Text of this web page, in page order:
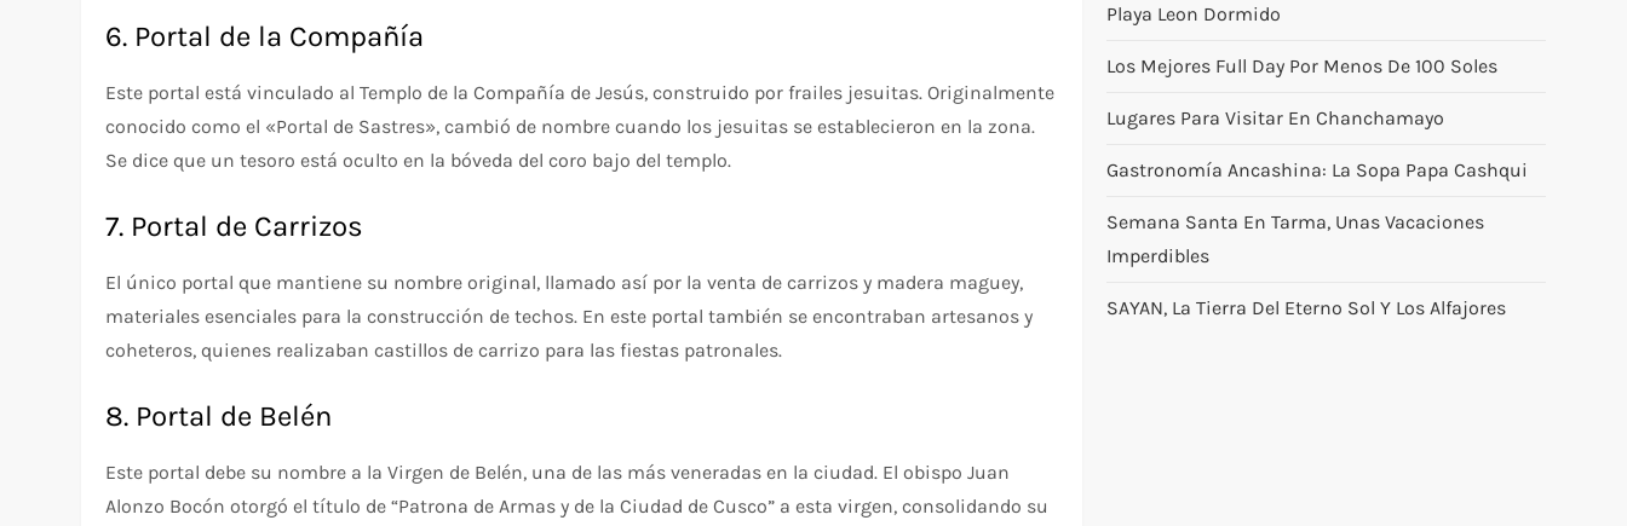
6. Portal de la Compañía
Este portal está vinculado al Templo de la Compañía de Jesús, construido por frailes jesuitas. Originalmente
conocido como el «Portal de Sastres», cambió de nombre cuando los jesuitas se establecieron en la zona.
Se dice que un tesoro está oculto en la bóveda del coro bajo del templo.
7. Portal de Carrizos
El único portal que mantiene su nombre original, llamado así por la venta de carrizos y madera maguey,
materiales esenciales para la construcción de techos. En este portal también se encontraban artesanos y
coheteros, quienes realizaban castillos de carrizo para las fiestas patronales.
8. Portal de Belén
Este portal debe su nombre a la Virgen de Belén, una de las más veneradas en la ciudad. El obispo Juan
Alonzo Bocón otorgó el título de “Patrona de Armas y de la Ciudad de Cusco” a esta virgen, consolidando su
Playa Leon Dormido
Los Mejores Full Day Por Menos De 100 Soles
Lugares Para Visitar En Chanchamayo
Gastronomía Ancashina: La Sopa Papa Cashqui
Semana Santa En Tarma, Unas Vacaciones
Imperdibles
SAYAN, La Tierra Del Eterno Sol Y Los Alfajores